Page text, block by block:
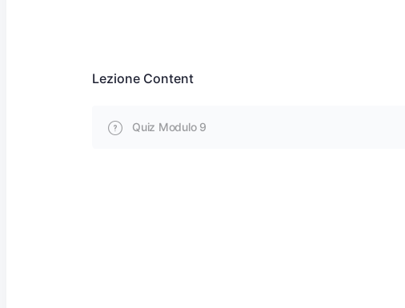
Lezione Content
Quiz Modulo 9